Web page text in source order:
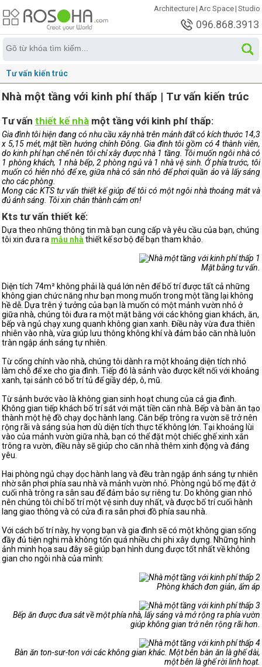
Architecture| Arc Space| Studio
096.868.3913
Tư vấn kiến trúc
Nhà một tầng với kinh phí thấp | Tư vấn kiến trúc
Tư vấn thiết kế nhà một tầng với kinh phí thấp:
Gia đình tôi hiện đang có nhu cầu xây nhà trên mảnh đất có kích thước 14,3
x 5,15 mét, mặt tiền hướng chính Đông. Gia đình tôi gồm có 4 thành viên,
do kinh phí hạn chế nên tôi chỉ xây được nhà 1 tầng. Tôi muốn ngôi nhà có
1 phòng khách, 1 nhà bếp,2 phòng ngủ và 1 nhà vệ sinh. Ở phía trước, tôi
muốn có hiên nhỏ để xe, giữa nhà có sân nhỏ để phơi quần áo và lấy sáng
cho các phòng.
Mong các KTS tư vấn thiết kế giúp để tôi có một ngôi nhà thoáng mát và
đủ ánh sáng. Tôi xin chân thành cảm ơn!
Kts tư vấn thiết kế:
Dựa theo những thông tin mà bạn cung cấp và yêu cầu của bạn, chúng
tôi xin đưa ra mẫu nhà thiết kế sơ bộ để bạn tham khảo.
Mặt bằng tư vấn.
Diện tích 74m² không phải là quá lớn nên để bố trí được tất cả những
không gian chức năng như bạn mong muốn trong một tầng lại không
hề dễ. Dựa trên ý tưởng của bạn là muốn có một mảnh vườn nhỏ ở
giữa nhà, chúng tôi đưa ra một mặt bằng với các không gian khách, ăn,
bếp và ngủ chạy xung quanh không gian xanh. Điều này vừa đưa thiên
nhiên vào nhà, vừa giúp lưu thông không khí và đảm bảo căn nhà luôn
tràn ngập ánh sáng tự nhiên.
Từ cổng chính vào nhà, chúng tôi dành ra một khoảng diện tích nhỏ
làm chỗ để xe cho gia đình. Tiếp đó là sảnh vào được kết nối với khoảng
xanh, tại sảnh có bố trí tủ để giầy dép, ô, mũ.
Từ sảnh bước vào là không gian sinh hoạt chung của cả gia đình.
Không gian tiếp khách bố trí sát với mặt tiền căn nhà. Bếp và bàn ăn tạo
thành một hệ đồ chạy dọc hành lang. Căn bếp trông ra vườn sẽ trở nên
rộng rãi và sáng sủa hơn dù diện tích thực tế không lớn. Tại khoảng lùi
vào của mảnh vườn giữa nhà, bạn có thể đặt một chiếc ghế xinh xắn
trông ra vườn, điều này sẽ giúp cho căn nhà thêm xinh động và đáng
yêu.
Hai phòng ngủ chạy dọc hành lang và đều tràn ngập ánh sáng tự nhiên
nhờ sân phơi phía sau nhà và mảnh vườn nhỏ. Phòng ngủ bố mẹ đặt ở
cuối nhà trông ra sân sau để đảm bảo sự riêng tư. Do không gian nhỏ
nên chúng tôi chỉ bố trí một vệ sinh duy nhất, và được bố trí cuối hành
lang giao thông và có cửa đi ra sân phơi đồ phía sau nhà.
Với cách bố trí này, hy vọng bạn và gia đình sẽ có một không gian sống
đầy đủ tiện nghi mà không tốn quá nhiều chi phi xây dựng. Những hình
ảnh minh họa sau đây sẽ giúp bạn hình dung được tốt nhất về không
gian cho ngôi nhà của mình:
Phòng khách đơn giản, ấm áp
Bếp ăn được đưa sát về một phía nhà, lấy sáng vàmở rộng ra phía vườn
giúp không gian trở nên rộng rãi hơn.
Bàn ăn ton-sur-ton với các không gian khác. Một bên bàn ăn là ghế dài,
một bên là ghế rời linh hoạt.